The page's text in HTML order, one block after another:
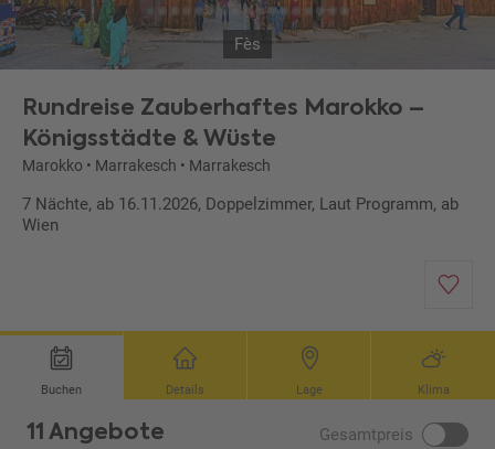
Fès
Rundreise Zauberhaftes Marokko –
Königsstädte & Wüste
Marokko • Marrakesch • Marrakesch
7 Nächte, ab 16.11.2026, Doppelzimmer, Laut Programm, ab
Wien
Buchen Details Lage Klima
11 Angebote Gesamtpreis